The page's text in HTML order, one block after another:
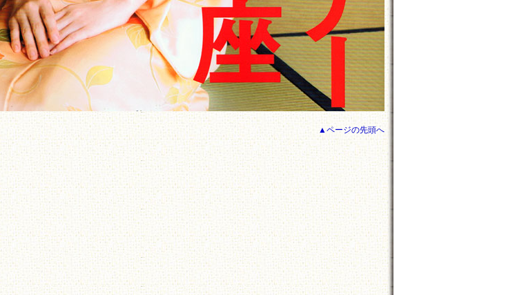
▲ページの先頭へ